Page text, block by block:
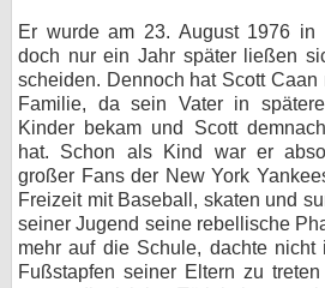
Er wurde am 23. August 1976 in
doch nur ein Jahr später ließen
scheiden. Dennoch hat Scott
Familie, da sein Vater in
Kinder bekam und Scott
hat. Schon als Kind war er
großer Fans der New York
Freizeit mit Baseball, skaten und
seiner Jugend seine rebellische
mehr auf die Schule, dachte
Fußstapfen seiner Eltern zu
bei X
bei
Kontakt